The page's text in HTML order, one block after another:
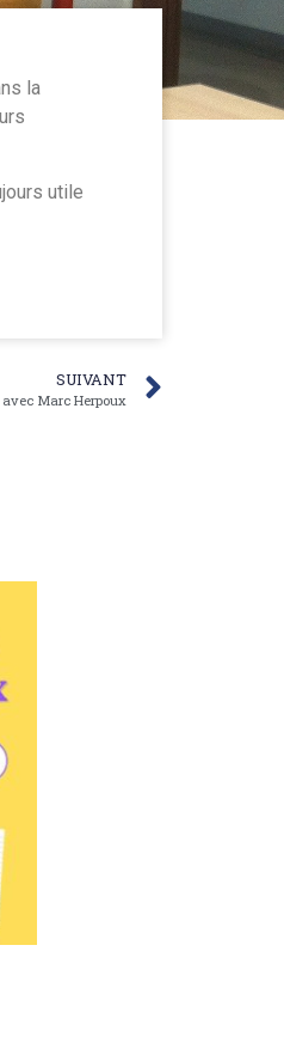
la
utile
SUIVANT
avec Marc Herpoux